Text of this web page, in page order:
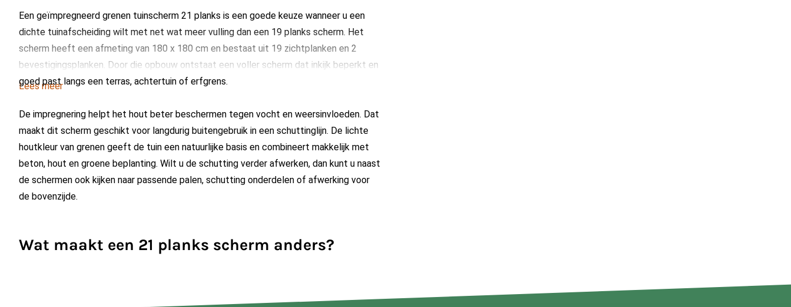
Een geïmpregneerd grenen tuinscherm 21 planks is een goede keuze wanneer u een
dichte tuinafscheiding wilt met net wat meer vulling dan een 19 planks scherm. Het
scherm heeft een afmeting van 180 x 180 cm en bestaat uit 19 zichtplanken en 2
bevestigingsplanken. Door die opbouw ontstaat een voller scherm dat inkijk beperkt en
goed past langs een terras, achtertuin of erfgrens.
De impregnering helpt het hout beter beschermen tegen vocht en weersinvloeden. Dat
maakt dit scherm geschikt voor langdurig buitengebruik in een schuttinglijn. De lichte
houtkleur van grenen geeft de tuin een natuurlijke basis en combineert makkelijk met
beton, hout en groene beplanting. Wilt u de schutting verder afwerken, dan kunt u naast
de schermen ook kijken naar passende palen, schutting onderdelen of afwerking voor
de bovenzijde.
Wat maakt een 21 planks scherm anders?
Lees meer